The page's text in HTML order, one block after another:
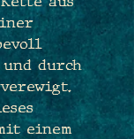
durch
einem